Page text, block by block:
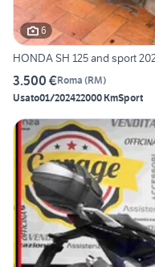
6
HONDA SH 125 and sport
3.500 €Roma (RM)
Usato01/202422000 KmSport